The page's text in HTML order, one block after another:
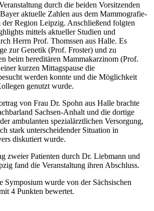
durch die beiden Vorsitzenden
aktuelle Zahlen aus dem Mammografie-
der Region Leipzig. Anschließend folgten
mittels aktueller Studien und
Herrn Prof. Thomssen aus Halle. Es
zur Genetik (Prof. Froster) und zu
beim hereditären Mammakarzinom (Prof.
kurzen Mittagspause die
werden konnte und die Möglichkeit
genutzt wurde.
von Frau Dr. Spohn aus Halle brachte
Sachsen-Anhalt und die dortige
ambulanten spezialärztlichen Versorgung,
stark unterscheidender Situation in
diskutiert wurde.
zweier Patienten durch Dr. Liebmann und
fand die Veranstaltung ihren Abschluss.
Symposium wurde von der Sächsischen
4 Punkten bewertet.